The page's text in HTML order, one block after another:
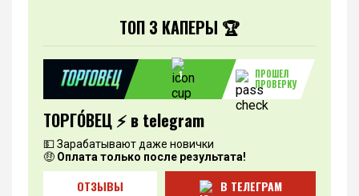
ТОП 3 КАПЕРЫ 🏆
1
ПРОШЕЛ
ПРОВЕРКУ
ТОРГО́ВЕЦ ⚡️ в telegram
💵 Зарабатывают даже новички
🤑 Оплата только после результата!
ОТЗЫВЫ В ТЕЛЕГРАМ